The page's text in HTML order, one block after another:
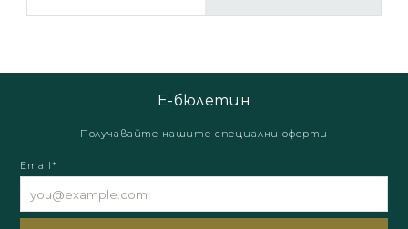
Е-бюлетин
Получавайте нашите специални оферти
Email*